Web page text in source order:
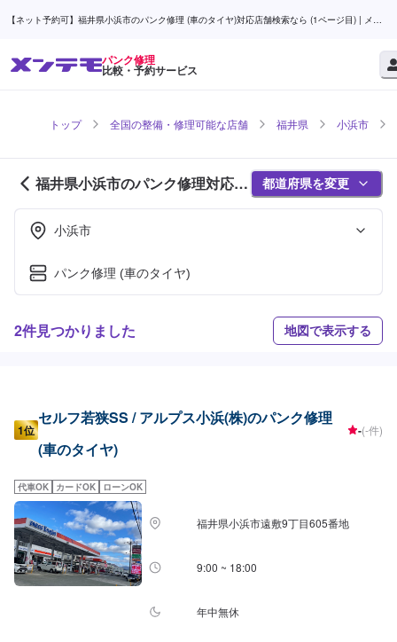
【ネット予約可】福井県小浜市のパンク修理 (車のタイヤ)対応店舗検索なら (1ページ目) | メン
パンク修理
比較・予約サービス
トップ 全国の整備・修理可能な店舗 福井県 小浜市
福井県小浜市のパンク修理対応店
舗紹介 (1ページ目)
都道府県を変更
小浜市
パンク修理 (車のタイヤ)
2件見つかりました 地図で表示する
1位
セルフ若狭SS / アルプス小浜(株)のパンク修理
(車のタイヤ)
-(-件)
代車OK カードOK ローンOK
福井県小浜市遠敷9丁目605番地
9:00 ~ 18:00
年中無休